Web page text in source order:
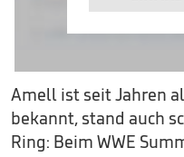
Amell ist seit Jahren
bekannt, stand auch
Ring: Beim WWE